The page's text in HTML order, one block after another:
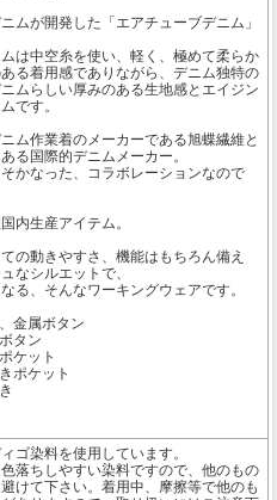
ムが開発した「エアチューブデニム」
は中空糸を使い、軽く、極めて柔らか
る着用感でありながら、デニム独特の
ムらしい厚みのある生地感とエイジン
です。
ム作業着のメーカーである旭蝶繊維と
る国際的デニムメーカー。
かなった、コラボレーションなので
内生産アイテム。
の動きやすさ、機能はもちろん備え
なシルエットで、
る、そんなワーキングウェアです。
金属ボタン
タン
ケット
ポケット
ゴ染料を使用しています。
落ちしやすい染料ですので、他のもの
けて下さい。着用中、摩擦等で他のも